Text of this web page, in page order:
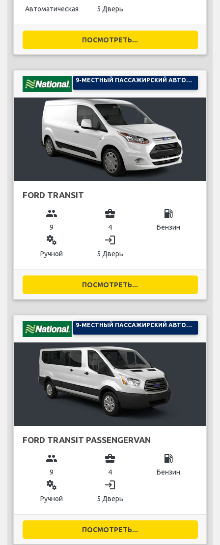
Автоматическая 5 Дверь
ПОСМОТРЕТЬ...
9-МЕСТНЫЙ ПАССАЖИРСКИЙ АВТОМОБИЛЬ
FORD TRANSIT
group
9
business_center
4
local_gas_station
Бензин
miscellaneous_services
Ручной
login
5 Дверь
ПОСМОТРЕТЬ...
9-МЕСТНЫЙ ПАССАЖИРСКИЙ АВТОМОБИЛЬ
FORD TRANSIT PASSENGERVAN
group
9
business_center
4
local_gas_station
Бензин
miscellaneous_services
Ручной
login
5 Дверь
ПОСМОТРЕТЬ...